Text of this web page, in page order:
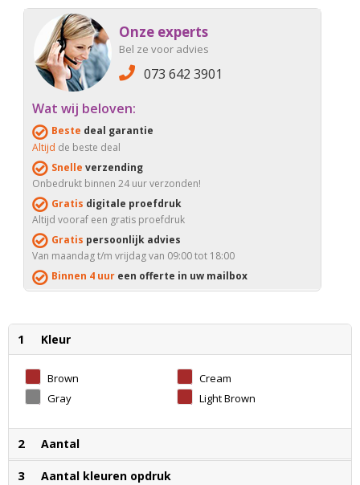
Onze experts
Bel ze voor advies
073 642 3901
Wat wij beloven:
Beste deal garantie
Altijd de beste deal
Snelle verzending
Onbedrukt binnen 24 uur verzonden!
Gratis digitale proefdruk
Altijd vooraf een gratis proefdruk
Gratis persoonlijk advies
Van maandag t/m vrijdag van 09:00 tot 18:00
Binnen 4 uur een offerte in uw mailbox
1 Kleur
Brown
Cream
Gray
Light Brown
2 Aantal
3 Aantal kleuren opdruk